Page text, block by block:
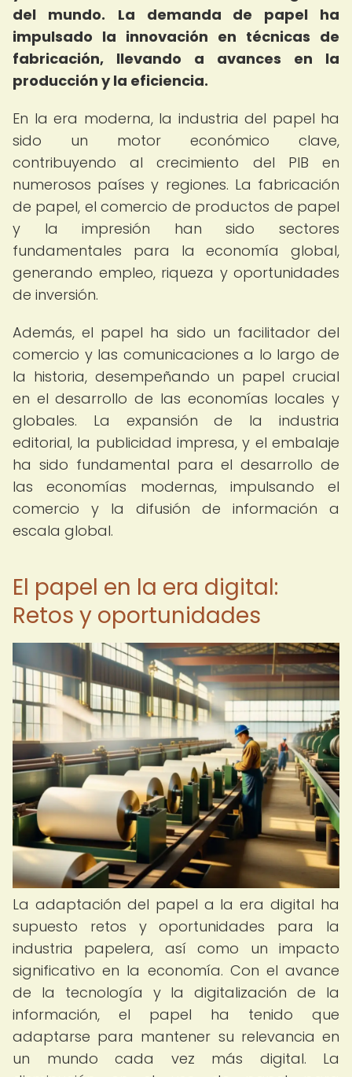
del mundo.
La demanda de papel ha
impulsado la innovación en técnicas de
fabricación, llevando a avances en la
producción y la eficiencia.
En la era moderna, la industria del papel ha
sido un motor económico clave,
contribuyendo al crecimiento del PIB en
numerosos países y regiones. La fabricación
de papel, el comercio de productos de papel
y la impresión han sido sectores
fundamentales para la economía global,
generando empleo, riqueza y oportunidades
de inversión.
Además, el papel ha sido un facilitador del
comercio y las comunicaciones a lo largo de
la historia, desempeñando un papel crucial
en el desarrollo de las economías locales y
globales. La expansión de la industria
editorial, la publicidad impresa, y el embalaje
ha sido fundamental para el desarrollo de
las economías modernas, impulsando el
comercio y la difusión de información a
escala global.
El papel en la era digital:
Retos y oportunidades
La adaptación del papel a la era digital ha
supuesto retos y oportunidades para la
industria papelera, así como un impacto
significativo en la economía. Con el avance
de la tecnología y la digitalización de la
información, el papel ha tenido que
adaptarse para mantener su relevancia en
un mundo cada vez más digital. La